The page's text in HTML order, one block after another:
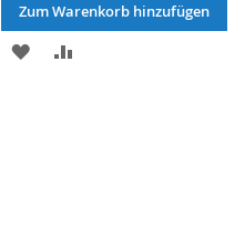
Zum Warenkorb hinzufügen
ZUR